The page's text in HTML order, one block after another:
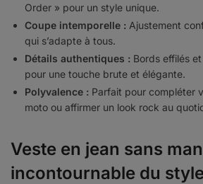
Order » pour un style unique.
Coupe intemporelle : Ajustement
qui s’adapte à tous.
Détails authentiques : Bords effilés
pour une touche brute et élégante.
Polyvalence : Parfait pour compléter
moto ou affirmer un look rock au
Veste en jean sans
incontournable du style